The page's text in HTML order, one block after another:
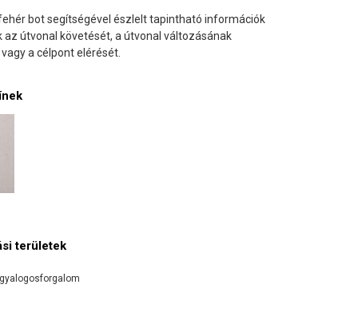
bot segítségével észlelt tapintható információk
az útvonal követését, a útvonal változásának
a célpont elérését.
területek
gyalogosforgalom